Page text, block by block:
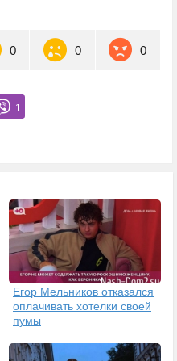
0 0 0
1
Егор Мельников отказался
оплачивать хотелки своей
пумы